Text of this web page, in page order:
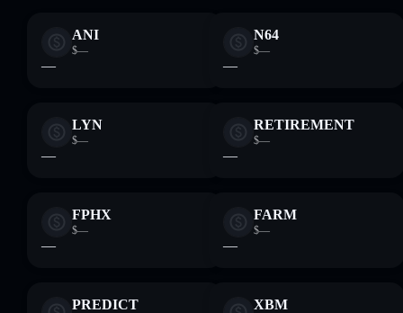
ANI
$—
—
N64
$—
—
LYN
$—
—
RETIREMENT
$—
—
FPHX
$—
—
FARM
$—
—
PREDICT XBM